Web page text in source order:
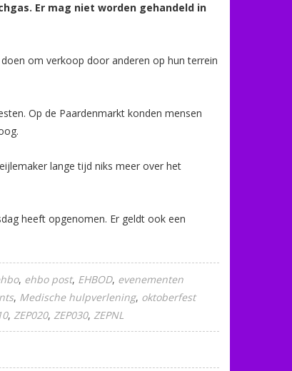
Er mag niet worden gehandeld in
om verkoop door anderen op hun terrein
Op de Paardenmarkt konden mensen
lange tijd niks meer over het
heeft opgenomen. Er geldt ook een
ehbo post EHBOD evenementen
Medische hulpverlening oktoberfest
ZEP020 ZEP030 ZEPNL